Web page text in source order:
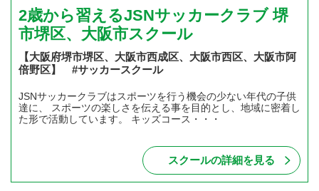
2歳から習えるJSNサッカークラブ 堺
市堺区、大阪市スクール
【大阪府堺市堺区、大阪市西成区、大阪市西区、大阪市阿
倍野区】 #サッカースクール
JSNサッカークラブはスポーツを行う機会の少ない年代の子供
達に、 スポーツの楽しさを伝える事を目的とし、地域に密着し
た形で活動しています。 キッズコース・・・
スクールの詳細を見る